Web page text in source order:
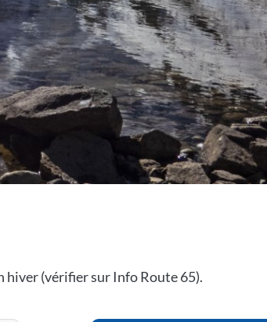
hiver (vérifier sur Info Route 65).